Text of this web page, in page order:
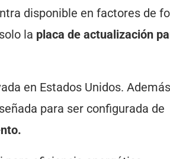
disponible en factores de
la placa de actualización
en Estados Unidos.
para ser configurada de